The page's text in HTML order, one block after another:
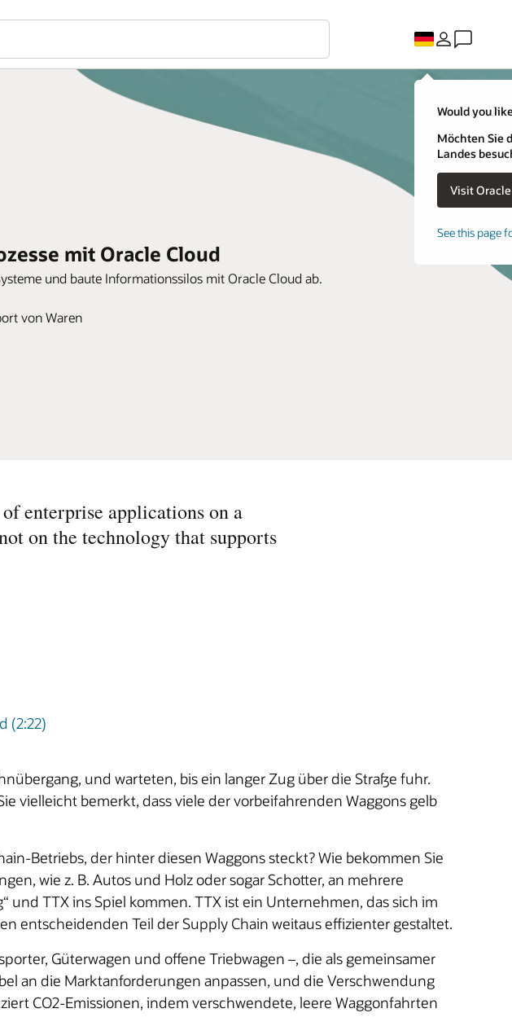
Would you
Möchten Sie
Landes
See this page
mit Oracle Cloud
und baute Informationssilos mit Oracle Cloud ab.
von Waren
enterprise applications on a
on the technology that supports
(2:22)
und warteten, bis ein langer Zug über die Straße fuhr.
vielleicht bemerkt, dass viele der vorbeifahrenden Waggons gelb
Betriebs, der hinter diesen Waggons steckt? Wie bekommen Sie
wie z. B. Autos und Holz oder sogar Schotter, an mehrere
und TTX ins Spiel kommen. TTX ist ein Unternehmen, das sich im
entscheidenden Teil der Supply Chain weitaus effizienter gestaltet.
Güterwagen und offene Triebwagen –, die als gemeinsamer
an die Marktanforderungen anpassen, und die Verschwendung
CO2-Emissionen, indem verschwendete, leere Waggonfahrten